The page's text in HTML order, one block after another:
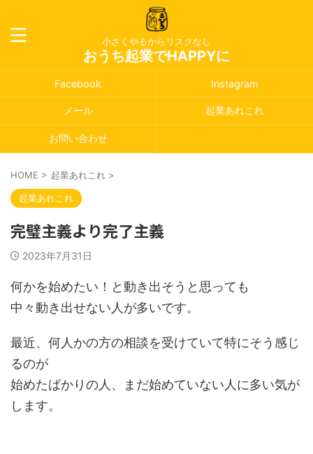
小さくやるからリスクなし
おうち起業でHAPPYに
Facebook Instagram
メール 起業あれこれ
お問い合わせ
HOME > 起業あれこれ >
起業あれこれ
完璧主義より完了主義
2023年7月31日
何かを始めたい！と動き出そうと思っても
中々動き出せない人が多いです。
最近、何人かの方の相談を受けていて特にそう感じ
るのが
始めたばかりの人、まだ始めていない人に多い気が
します。